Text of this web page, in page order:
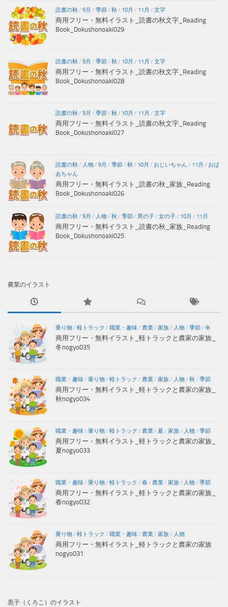
読書の秋 / 9月 / 季節/ 秋 / 10月 / 11月 / 文字
商用フリー・無料イラスト_読書の秋文字_Reading
Book_Dokushonoaki029
読書の秋 / 9月 / 季節/ 秋 / 10月 / 11月 / 文字
商用フリー・無料イラスト_読書の秋文字_Reading
Book_Dokushonoaki028
読書の秋 / 9月 / 季節/ 秋 / 10月 / 11月 / 文字
商用フリー・無料イラスト_読書の秋文字_Reading
Book_Dokushonoaki027
読書の秋 / 人物/ 9月 / 季節/ 秋 / 10月 / おじいちゃん / 11月 / おば
あちゃん
商用フリー・無料イラスト_読書の秋_家族_Reading
Book_Dokushonoaki026
読書の秋 / 9月 / 人物/ 秋 / 季節/ 男の子/ 女の子/ 10月 / 11月
商用フリー・無料イラスト_読書の秋_家族_Reading
Book_Dokushonoaki025
農業のイラスト
乗り物/ 軽トラック / 職業・趣味/ 農業/ 家族/ 人物/ 季節/ 冬
商用フリー・無料イラスト_軽トラックと農家の家族_
冬nogyo035
職業・趣味/ 乗り物/ 軽トラック / 農業/ 家族/ 人物/ 秋 / 季節
商用フリー・無料イラスト_軽トラックと農家の家族_
秋nogyo034
職業・趣味/ 乗り物/ 軽トラック / 農業/ 夏 / 家族/ 人物/ 季節
商用フリー・無料イラスト_軽トラックと農家の家族_
夏nogyo033
職業・趣味/ 乗り物/ 軽トラック / 春/ 農業/ 家族/ 人物/ 季節
商用フリー・無料イラスト_軽トラックと農家の家族_
春nogyo032
乗り物/ 軽トラック / 職業・趣味/ 農業/ 家族/ 人物
商用フリー・無料イラスト_軽トラックと農家の家族
nogyo031
黒子（くろこ）のイラスト